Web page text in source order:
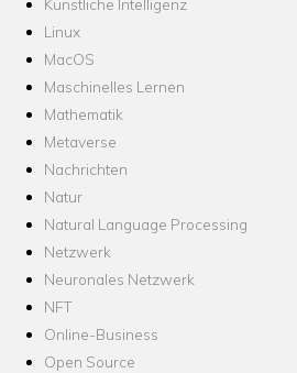
Künstliche Intelligenz
Linux
MacOS
Maschinelles Lernen
Mathematik
Metaverse
Nachrichten
Natur
Natural Language Processing
Netzwerk
Neuronales Netzwerk
NFT
Online-Business
Open Source